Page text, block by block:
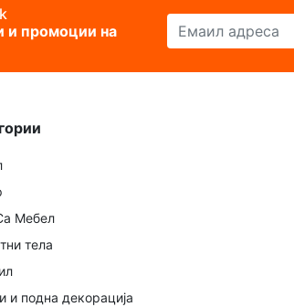
и промоции на
Емаил адреса
Мебел
тела
и подна декорација